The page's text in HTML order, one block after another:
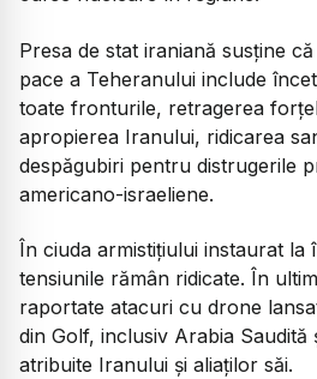
Presa de stat iraniană susține
pace a Teheranului include
toate fronturile, retragerea
apropierea Iranului, ridicarea
despăgubiri pentru distrugerile
americano-israeliene.
În ciuda armistițiului instaurat la
tensiunile rămân ridicate. În
raportate atacuri cu drone
din Golf, inclusiv Arabia Saudită
atribuite Iranului și aliaților săi.